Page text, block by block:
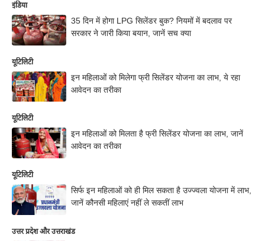
इंडिया
35 दिन में होगा LPG सिलेंडर बुक? नियमों में बदलाव पर
सरकार ने जारी किया बयान, जानें सच क्या
यूटिलिटी
इन महिलाओं को मिलेगा फ्री सिलेंडर योजना का लाभ, ये रहा
आवेदन का तरीका
यूटिलिटी
इन महिलाओं को मिलता है फ्री सिलेंडर योजना का लाभ, जानें
आवेदन का तरीका
यूटिलिटी
सिर्फ इन महिलाओं को ही मिल सकता है उज्ज्वला योजना में लाभ,
जानें कौनसी महिलाएं नहीं ले सकतीं लाभ
उत्तर प्रदेश और उत्तराखंड